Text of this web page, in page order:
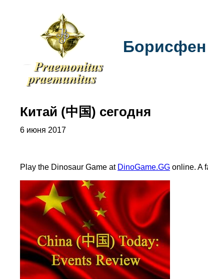
Борисфен
Китай (中国) сегодня
6 июня 2017
Play the Dinosaur Game at DinoGame.GG online. A